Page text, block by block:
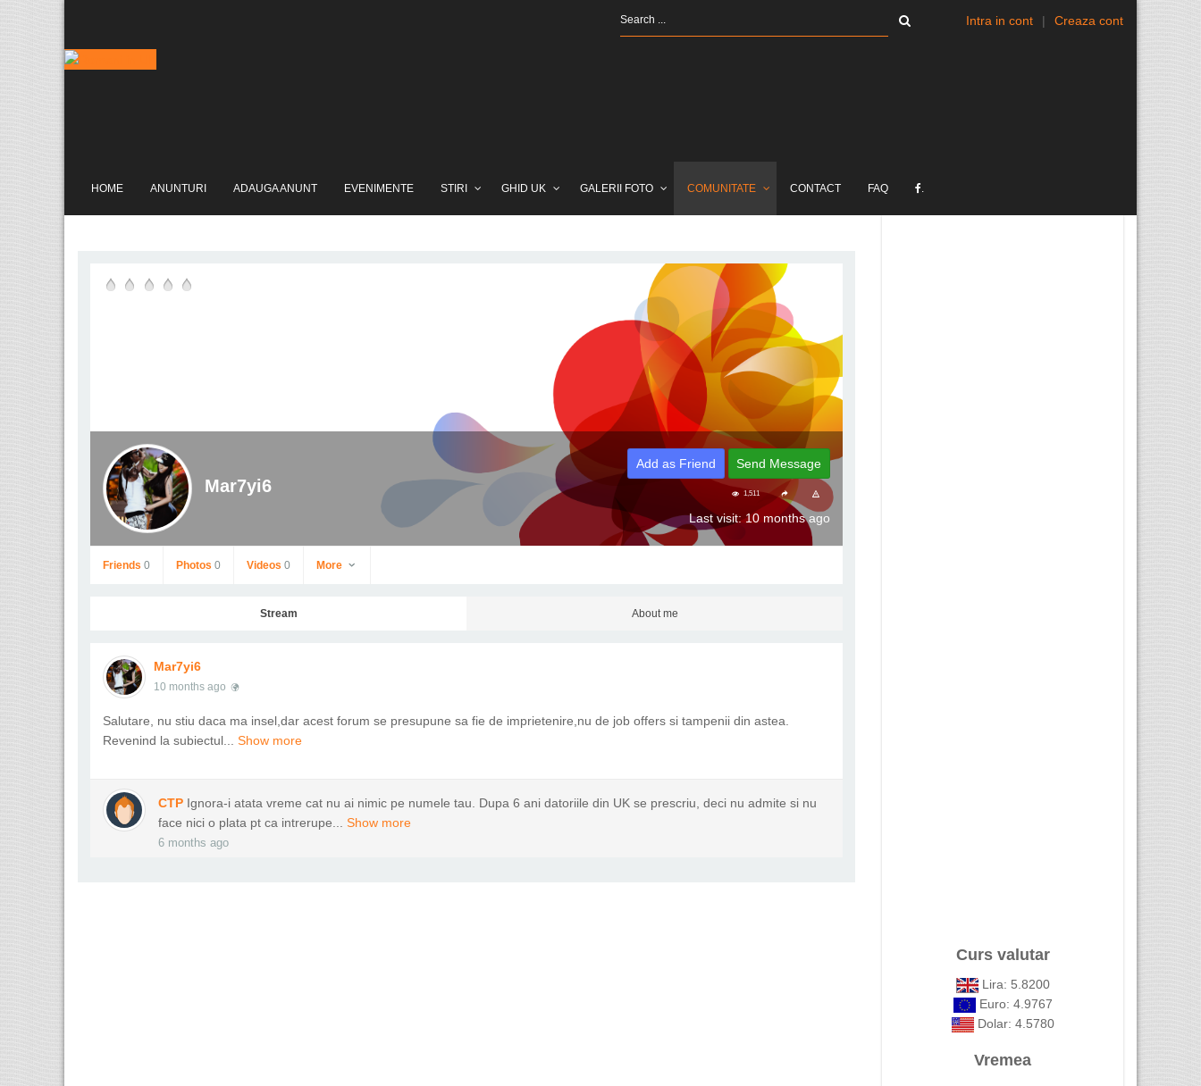
Intra in cont | Creaza cont
HOME ANUNTURI ADAUGA ANUNT EVENIMENTE STIRI GHID UK GALERII FOTO COMUNITATE CONTACT FAQ .
Mar7yi6
Add as Friend Send Message
1,511
Last visit: 10 months ago
Friends 0 Photos 0 Videos 0 More
Stream About me
Mar7yi6
10 months ago
Salutare, nu stiu daca ma insel,dar acest forum se presupune sa fie de imprietenire,nu de job offers si tampenii din astea.
Revenind la subiectul...
Show more
CTP Ignora-i atata vreme cat nu ai nimic pe numele tau. Dupa 6 ani datoriile din UK se prescriu, deci nu admite si nu
face nici o plata pt ca intrerupe...
Show more
6 months ago
Curs valutar
Lira: 5.8200
Euro: 4.9767
Dolar: 4.5780
Vremea